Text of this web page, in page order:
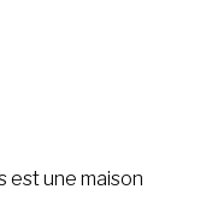
est une maison